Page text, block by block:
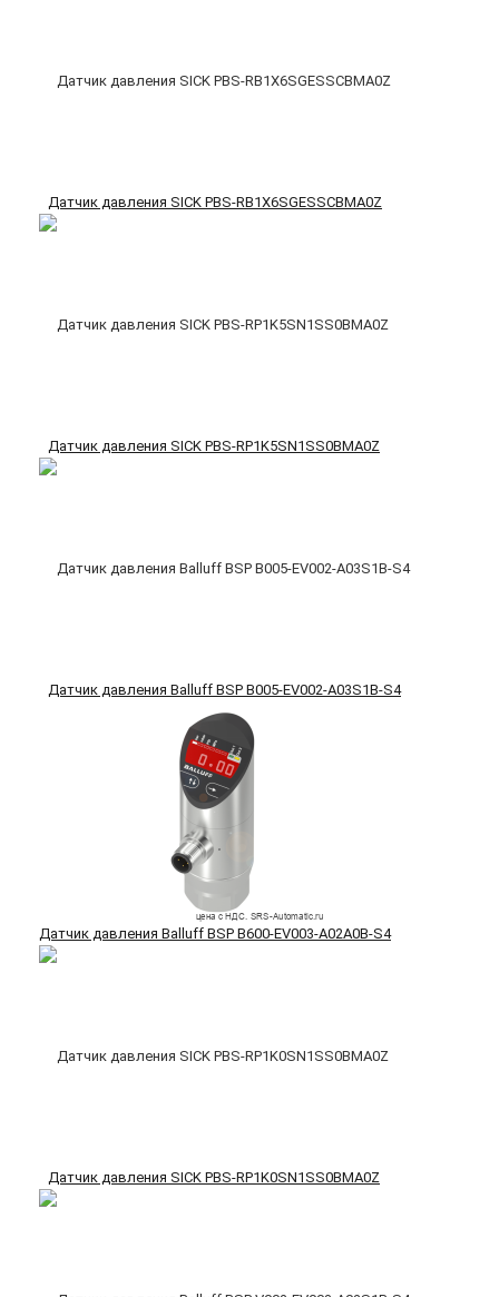
Датчик давления SICK PBS-RB1X6SGESSCBMA0Z
Датчик давления SICK PBS-RP1K5SN1SS0BMA0Z
Датчик давления Balluff BSP B005-EV002-A03S1B-S4
Датчик давления Balluff BSP B600-EV003-A02A0B-S4
Датчик давления SICK PBS-RP1K0SN1SS0BMA0Z